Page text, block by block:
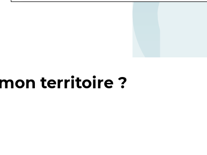
territoire ?